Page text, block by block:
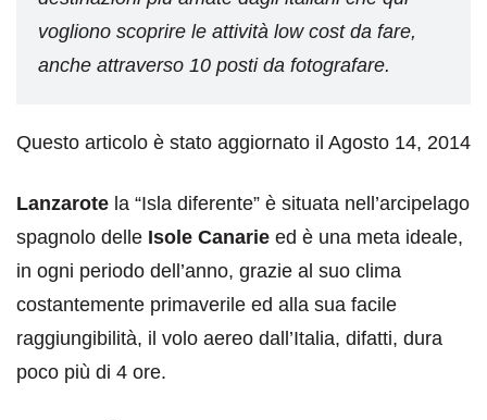
vogliono scoprire le attività low cost da fare,
anche attraverso 10 posti da fotografare.
Questo articolo è stato aggiornato il Agosto 14, 2014
Lanzarote la “Isla diferente” è situata nell’arcipelago
spagnolo delle Isole Canarie ed è una meta ideale,
in ogni periodo dell’anno, grazie al suo clima
costantemente primaverile ed alla sua facile
raggiungibilità, il volo aereo dall’Italia, difatti, dura
poco più di 4 ore.